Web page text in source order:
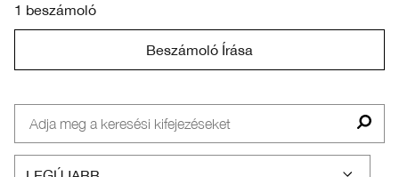
1 beszámoló
Beszámoló Írása